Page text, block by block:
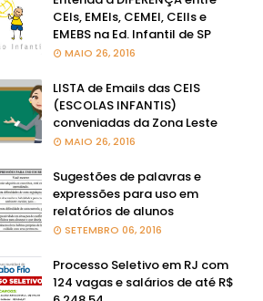
CEIs, EMEIs, CEMEI, CEIIs e
EMEBS na Ed. Infantil de SP
MAIO 26, 2016
LISTA de Emails das CEIS
(ESCOLAS INFANTIS)
conveniadas da Zona Leste
MAIO 26, 2016
Sugestões de palavras e
expressões para uso em
relatórios de alunos
SETEMBRO 06, 2016
Processo Seletivo em RJ com
124 vagas e salários de até R$